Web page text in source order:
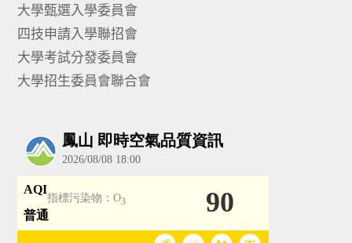
大學甄選入學委員會
四技申請入學聯招會
大學考試分發委員會
大學招生委員會聯合會